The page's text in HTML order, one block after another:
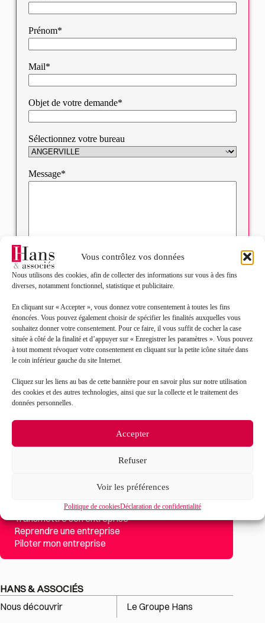
Vous contrôlez vos données
Nous utilisons des cookies, afin de collecter des informations sur vous à des fins
diverses, notamment fonctionnel, statistique et publicitaire.
En cliquant sur « Accepter », vous donnez votre consentement à toutes les fins
énoncées. Vous pouvez également choisir de spécifier les finalités auxquelles vous
souhaitez donner votre consentement. Pour ce faire, il vous suffit de cocher la case
située à côté de la finalité et d’appuyer sur « Enregistrer les paramètres ». Vous pouvez
à tout moment révoquer votre consentement en cliquant sur la petite icône située dans
le coin inférieur gauche du site Internet.
Cliquez sur les liens au bas de cette bannière pour en savoir plus sur notre utilisation
des cookies et des autres technologies, ainsi que sur la collecte et le traitement des
données personnelles.
Accepter
Refuser
Voir les préférences
Politique de cookiesDéclaration de confidentialité
Prénom*
Mail*
Objet de votre demande*
Sélectionnez votre bureau
Message*
RGPDJ’accepte que mes données soient traitées en accord
avec la politique de confidentialité du site*
politique de confidentialité et les
conditions
d’utilisation
s’appliquent.
Créer son entreprise
Transmettre son entreprise
Reprendre une entreprise
Piloter mon entreprise
HANS & ASSOCIÉS
Nous découvrir
Le Groupe Hans